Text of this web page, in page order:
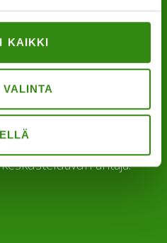
KAIKKI
on arjen rinnalla kulkija,
antaja.”